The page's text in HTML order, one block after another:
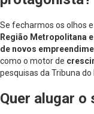
Se fecharmos os olhos
Região Metropolitana
de novos
como o motor de
pesquisas da Tribuna do
Quer alugar o